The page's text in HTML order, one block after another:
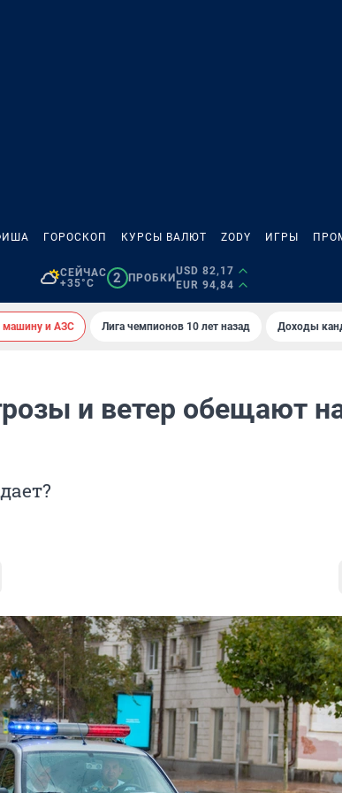
ГОРОСКОП КУРСЫ ВАЛЮТ ZODY ИГРЫ
СЕЙЧАС
+35°C
2 ПРОБКИ
USD 82,17
EUR 94,84
машину и АЗС Лига чемпионов 10 лет назад Доходы
и ветер обещают